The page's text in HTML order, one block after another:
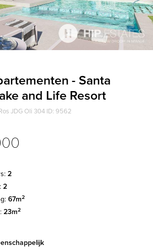
- Santa
and Life Resort
JDG Oli 304 ID: 9562
2
2
67m2
23m2